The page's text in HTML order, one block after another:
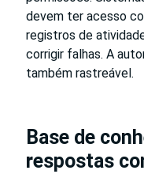
devem ter acesso
registros de
corrigir falhas. A
também rastreável.
Base de
respostas